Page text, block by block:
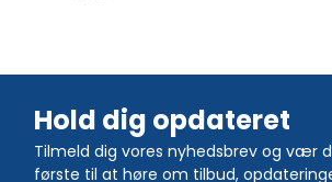
Hold dig opdateret
Tilmeld dig vores nyhedsbrev og vær
første til at høre om tilbud,